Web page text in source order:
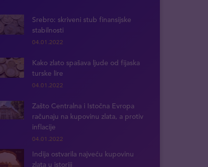
Srebro: skriveni stub finansijske
stabilnosti
04.01.2022
Kako zlato spašava ljude od fijaska
turske lire
04.01.2022
Zašto Centralna i Istočna Evropa
računaju na kupovinu zlata, a protiv
inflacije
04.01.2022
Indija ostvarila najveću kupovinu
zlata u istoriji